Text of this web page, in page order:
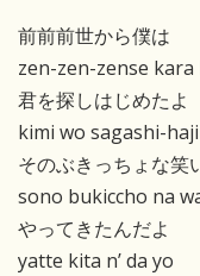
前前前世から僕は
zen-zen-zense
君を探しはじめたよ
kimi wo sagashi-
そのぶきっちょな笑
sono bukiccho na
やってきたんだよ
yatte kita n’ da yo